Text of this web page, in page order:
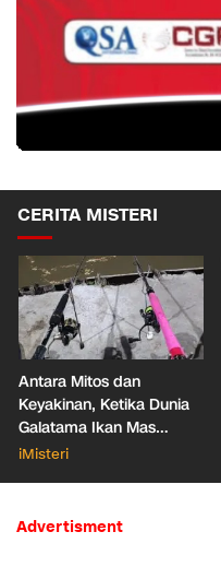
CERITA MISTERI
Antara Mitos dan
Keyakinan, Ketika Dunia
Galatama Ikan Mas
Bersentuhan dengan Hal
iMisteri
Advertisment